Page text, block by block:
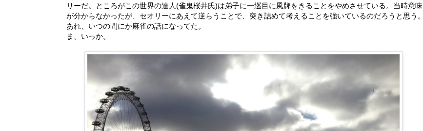
リーだ。ところがこの世界の達人(雀鬼桜井氏)は弟子に一巡目に風牌をきることをやめさせている。当時意味
が分からなかったが、セオリーにあえて逆らうことで、突き詰めて考えることを強いているのだろうと思う。
あれ、いつの間にか麻雀の話になってた。
ま、いっか。